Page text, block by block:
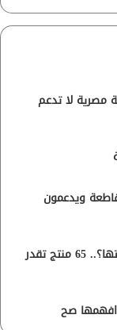
مصرية لا تدعم
ويدعمون
ما هي المنتجات الإسرائيلية التي يجب مقاطعتها؟.. 65 منتج تقدر
افهمها صح